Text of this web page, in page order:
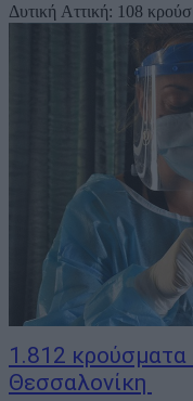
1.812 κρούσματα
Θεσσαλονίκη